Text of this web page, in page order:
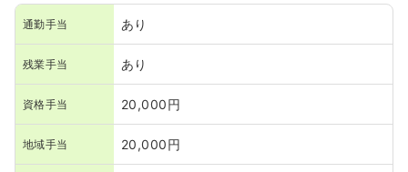
通勤手当 あり
残業手当 あり
資格手当 20,000円
地域手当 20,000円